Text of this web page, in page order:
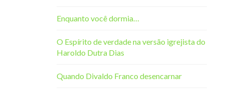
Enquanto você dormia…
O Espírito de verdade na versão igrejista do
Haroldo Dutra Dias
Quando Divaldo Franco desencarnar